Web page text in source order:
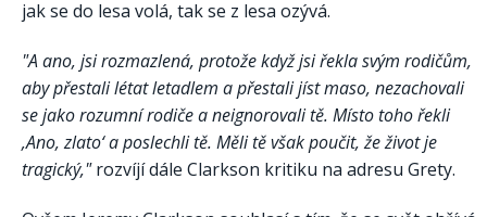
jak se do lesa volá, tak se z lesa ozývá.
"A ano, jsi rozmazlená, protože když jsi řekla svým rodičům,
aby přestali létat letadlem a přestali jíst maso, nezachovali
se jako rozumní rodiče a neignorovali tě. Místo toho řekli
‚Ano, zlato‘ a poslechli tě. Měli tě však poučit, že život je
tragický,"rozvíjí dále Clarkson kritiku na adresu Grety.